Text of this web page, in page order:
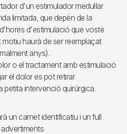
d'un estimulador medul·lar
limitada, que depèn de la
d'estimulació que vostè
haurà de ser reemplaçat
anys).
o el tractament amb estimulació
el dolor es pot retirar
petita intervenció quirúrgica.
un carnet identificatiu i un full